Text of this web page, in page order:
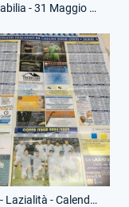
Memorabilia - 31 Maggio 2009 - Pass Campo - Juventus-Lazio - (Retro)
Poster - Lazialità - Calendario Serie A